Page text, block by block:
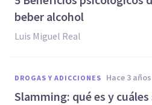
beber alcohol
Luis Miguel Real
DROGAS Y ADICCIONES hace 3 años
Slamming: qué es y